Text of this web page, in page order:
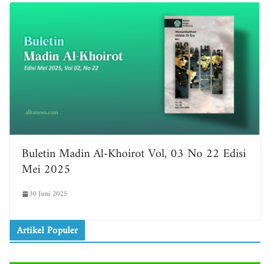
Buletin Madin Al-Khoirot Vol, 03 No 22 Edisi
Mei 2025
30 Juni 2025
Artikel Populer